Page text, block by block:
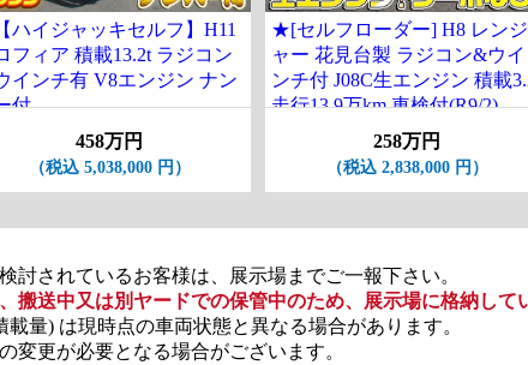
ハイジャッキセルフ】H11
フィア 積載13.2t ラジコン
インチ有 V8エンジン ナン
付
458万円
（税込 5,038,000 円）
★[セルフローダー] H8 レンジ
ャー 花見台製 ラジコン&ウイ
ンチ付 J08C生エンジン 積載
走行13.9万km 車検付(R9/2)
258万円
（税込 2,838,000 円）
討されているお客様は、展示場までご一報下さい。
搬送中又は別ヤードでの保管中のため、展示場に格納して
載量) は現時点の車両状態と異なる場合があります。
更が必要となる場合がございます。